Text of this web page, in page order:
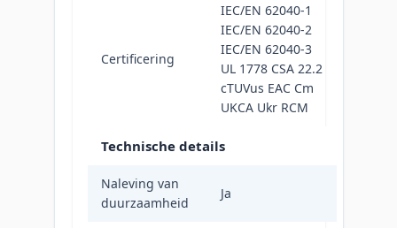
Certificering
IEC/EN 62040-1
IEC/EN 62040-2
IEC/EN 62040-3
UL 1778 CSA 22.2
cTUVus EAC Cm
UKCA Ukr RCM
Technische details
Naleving van
duurzaamheid
Ja